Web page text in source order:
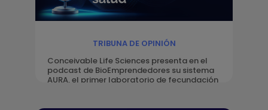
TRIBUNA DE OPINIÓN
Conceivable Life Sciences presenta en el
podcast de BioEmprendedores su sistema
AURA, el primer laboratorio de fecundación